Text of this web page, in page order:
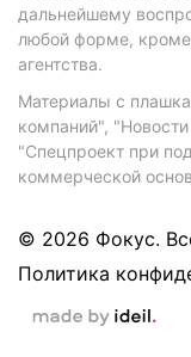
дальнейшему
любой форме, кроме
агентства.
Материалы с
компаний",
"Спецпроект при
коммерческой
© 2026 Фокус.
Политика